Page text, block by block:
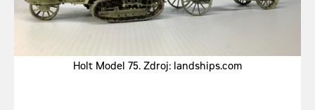
Holt Model 75. Zdroj: landships.com